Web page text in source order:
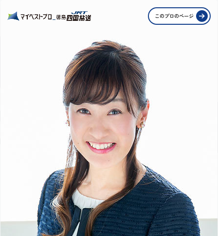
このプロのページ